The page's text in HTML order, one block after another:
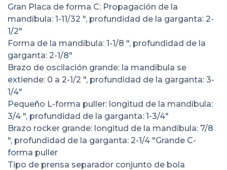
Gran Placa de forma C: Propagación de la
mandíbula: 1-11/32 ", profundidad de la garganta: 2-
1/2"
Forma de la mandíbula: 1-1/8 ", profundidad de la
garganta: 2-1/8"
Brazo de oscilación grande: la mandíbula se
extiende: 0 a 2-1/2 ", profundidad de la garganta: 3-
1/4"
Pequeño L-forma puller: longitud de la mandíbula:
3/4 ", profundidad de la garganta: 1-3/4"
Brazo rocker grande: longitud de la mandíbula: 7/8
", profundidad de la garganta: 2-1/4 "Grande C-
forma puller
Tipo de prensa separador conjunto de bola